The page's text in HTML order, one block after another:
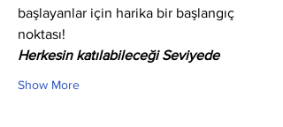
başlayanlar için harika bir başlangıç
noktası!
Herkesin katılabileceği Seviyede
Show More